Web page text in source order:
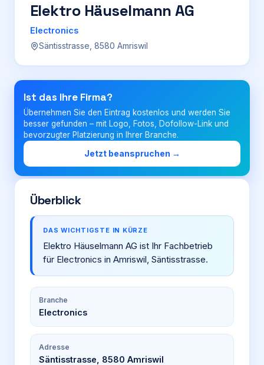
Preise
Für Firmen
Login
Firma eintragen
Elektro Häuselmann AG
Electronics
Säntisstrasse, 8580 Amriswil
Ist das Ihre Firma?
Übernehmen Sie den Eintrag kostenlos und werden Sie
besser gefunden – mit Logo, Fotos, Dofollow-Link und
bevorzugter Platzierung in Ihrer Branche.
Jetzt beanspruchen →
Überblick
DAS WICHTIGSTE IN KÜRZE
Elektro Häuselmann AG ist Ihr Fachbetrieb
für Electronics in Amriswil, Säntisstrasse.
Branche
Electronics
Adresse
Säntisstrasse, 8580 Amriswil